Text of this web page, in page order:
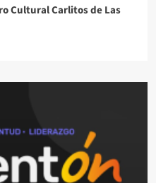
Cultural Carlitos de Las